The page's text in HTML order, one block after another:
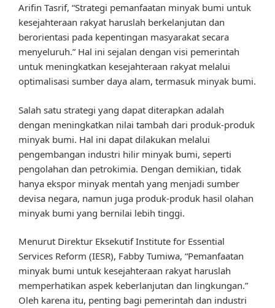
Arifin Tasrif, “Strategi pemanfaatan minyak bumi untuk
kesejahteraan rakyat haruslah berkelanjutan dan
berorientasi pada kepentingan masyarakat secara
menyeluruh.” Hal ini sejalan dengan visi pemerintah
untuk meningkatkan kesejahteraan rakyat melalui
optimalisasi sumber daya alam, termasuk minyak bumi.
Salah satu strategi yang dapat diterapkan adalah
dengan meningkatkan nilai tambah dari produk-produk
minyak bumi. Hal ini dapat dilakukan melalui
pengembangan industri hilir minyak bumi, seperti
pengolahan dan petrokimia. Dengan demikian, tidak
hanya ekspor minyak mentah yang menjadi sumber
devisa negara, namun juga produk-produk hasil olahan
minyak bumi yang bernilai lebih tinggi.
Menurut Direktur Eksekutif Institute for Essential
Services Reform (IESR), Fabby Tumiwa, “Pemanfaatan
minyak bumi untuk kesejahteraan rakyat haruslah
memperhatikan aspek keberlanjutan dan lingkungan.”
Oleh karena itu, penting bagi pemerintah dan industri